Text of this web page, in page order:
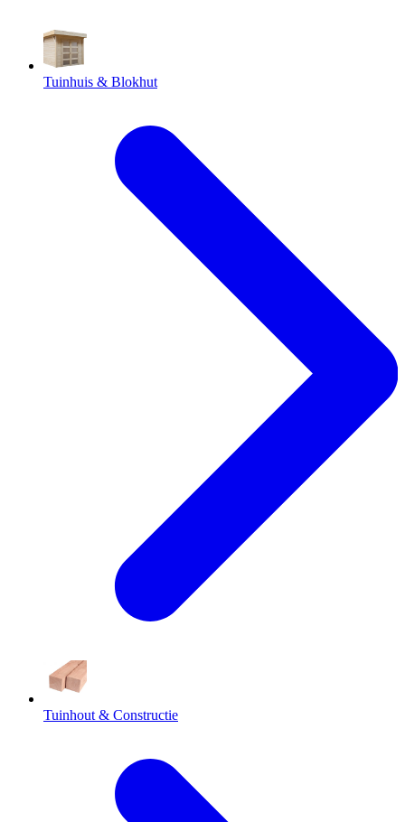
Tuinhuis & Blokhut
Tuinhout & Constructie